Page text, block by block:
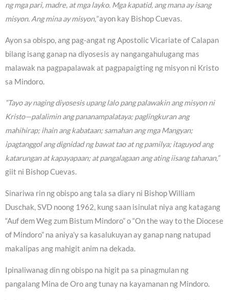
ng mga pari, madre, at mga layko. Mga kapatid, ang mana ay isang
misyon. Ang mina ay misyon,”ayon kay Bishop Cuevas.
Ayon sa obispo, ang pag-angat ng Apostolic Vicariate of Calapan
bilang isang ganap na diyosesis ay nangangahulugang mas
malawak na pagpapalawak at pagpapaigting ng misyon ni Kristo
sa Mindoro.
“Tayo ay naging diyosesis upang lalo pang palawakin ang misyon ni
Kristo—palalimin ang pananampalataya; paglingkuran ang
mahihirap; ihain ang kabataan; samahan ang mga Mangyan;
ipagtanggol ang dignidad ng bawat tao at ng pamilya; itaguyod ang
katarungan at kapayapaan; at pangalagaan ang ating iisang tahanan,”
giit ni Bishop Cuevas.
Sinariwa rin ng obispo ang tala sa diary ni Bishop William
Duschak, SVD noong 1962, kung saan isinulat niya ang katagang
“Auf dem Weg zum Bistum Mindoro” o “On the way to the Diocese
of Mindoro” na aniya’y sa kasalukuyan ay ganap nang natupad
makalipas ang mahigit anim na dekada.
Ipinaliwanag din ng obispo na higit pa sa pinagmulan ng
pangalang Mina de Oro ang tunay na kayamanan ng Mindoro.